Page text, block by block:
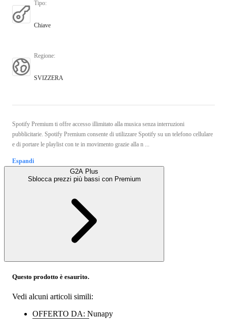
Tipo:
Chiave
Regione:
SVIZZERA
Spotify Premium ti offre accesso illimitato alla musica senza interruzioni
pubblicitarie. Spotify Premium consente di utilizzare Spotify su un telefono cellulare
e di portare le playlist con te in movimento grazie alla n ...
Espandi
G2A Plus
Sblocca prezzi più bassi con Premium
Questo prodotto è esaurito.
Vedi alcuni articoli simili:
OFFERTO DA: Nunapy